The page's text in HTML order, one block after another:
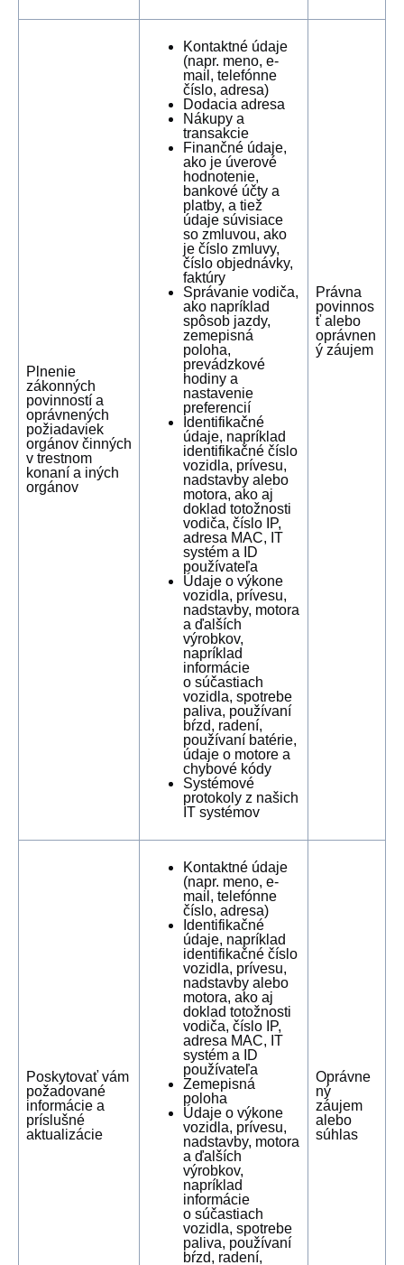
Plnenie
zákonných
povinností a
oprávnených
požiadaviek
orgánov činných
v trestnom
konaní a iných
orgánov
Kontaktné údaje
(napr. meno, e-
mail, telefónne
číslo, adresa)
Dodacia adresa
Nákupy a
transakcie
Finančné údaje,
ako je úverové
hodnotenie,
bankové účty a
platby, a tiež
údaje súvisiace
so zmluvou, ako
je číslo zmluvy,
číslo objednávky,
faktúry
Správanie vodiča,
ako napríklad
spôsob jazdy,
zemepisná
poloha,
prevádzkové
hodiny a
nastavenie
preferencií
Identifikačné
údaje, napríklad
identifikačné číslo
vozidla, prívesu,
nadstavby alebo
motora, ako aj
doklad totožnosti
vodiča, číslo IP,
adresa MAC, IT
systém a ID
používateľa
Údaje o výkone
vozidla, prívesu,
nadstavby, motora
a ďalších
výrobkov,
napríklad
informácie
o súčastiach
vozidla, spotrebe
paliva, používaní
bŕzd, radení,
používaní batérie,
údaje o motore a
chybové kódy
Systémové
protokoly z našich
IT systémov
Právna
povinnos
ť alebo
oprávnen
ý záujem
Poskytovať vám
požadované
informácie a
príslušné
aktualizácie
Kontaktné údaje
(napr. meno, e-
mail, telefónne
číslo, adresa)
Identifikačné
údaje, napríklad
identifikačné číslo
vozidla, prívesu,
nadstavby alebo
motora, ako aj
doklad totožnosti
vodiča, číslo IP,
adresa MAC, IT
systém a ID
používateľa
Zemepisná
poloha
Údaje o výkone
vozidla, prívesu,
nadstavby, motora
a ďalších
výrobkov,
napríklad
informácie
o súčastiach
vozidla, spotrebe
paliva, používaní
bŕzd, radení,
Oprávne
ný
záujem
alebo
súhlas